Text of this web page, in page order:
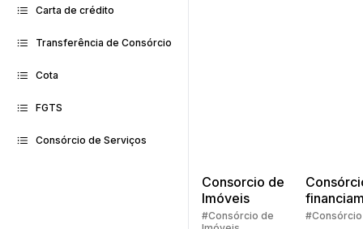
Carta de crédito
Transferência de Consórcio
Cota
FGTS
Consórcio de Serviços
Consorcio de
Imóveis
#Consórcio de
Quem
#Consórcio